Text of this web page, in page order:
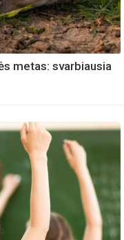
metas: svarbiausia